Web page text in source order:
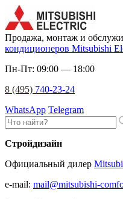
Продажа, монтаж и
кондиционеров Mitsubishi
Пн-Пт: 09:00 — 18:00
8 (495) 740-23-24
WhatsApp Telegram
Стройдизайн
Официальный дилер
e-mail: mail@mitsubishi-